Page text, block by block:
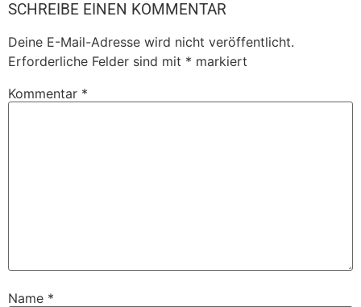
SCHREIBE EINEN KOMMENTAR
Deine E-Mail-Adresse wird nicht veröffentlicht.
Erforderliche Felder sind mit * markiert
Kommentar *
Name *